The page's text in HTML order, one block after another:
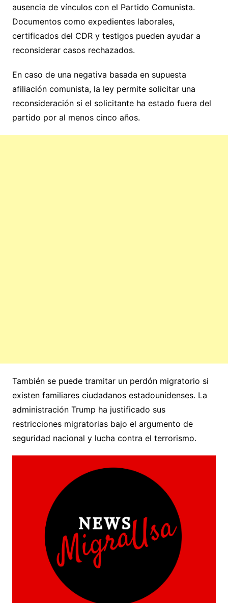
ausencia de vínculos con el Partido Comunista.
Documentos como expedientes laborales,
certificados del CDR y testigos pueden ayudar a
reconsiderar casos rechazados.
En caso de una negativa basada en supuesta
afiliación comunista, la ley permite solicitar una
reconsideración si el solicitante ha estado fuera del
partido por al menos cinco años.
También se puede tramitar un perdón migratorio si
existen familiares ciudadanos estadounidenses. La
administración Trump ha justificado sus
restricciones migratorias bajo el argumento de
seguridad nacional y lucha contra el terrorismo.